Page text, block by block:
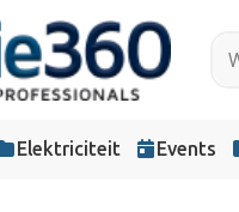
Elektriciteit Events